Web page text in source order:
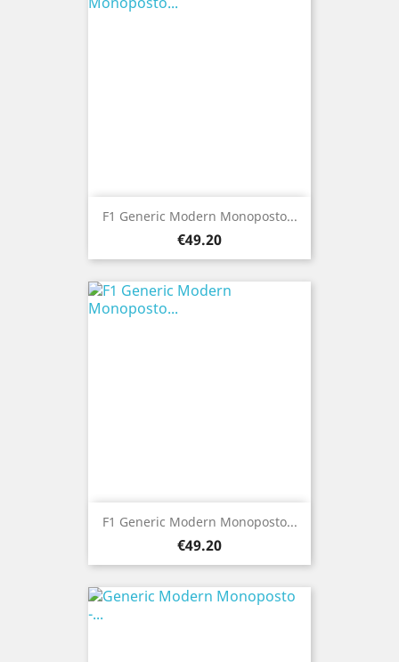
F1 Generic Modern Monoposto...
Price
€49.20
F1 Generic Modern Monoposto...
Price
€49.20